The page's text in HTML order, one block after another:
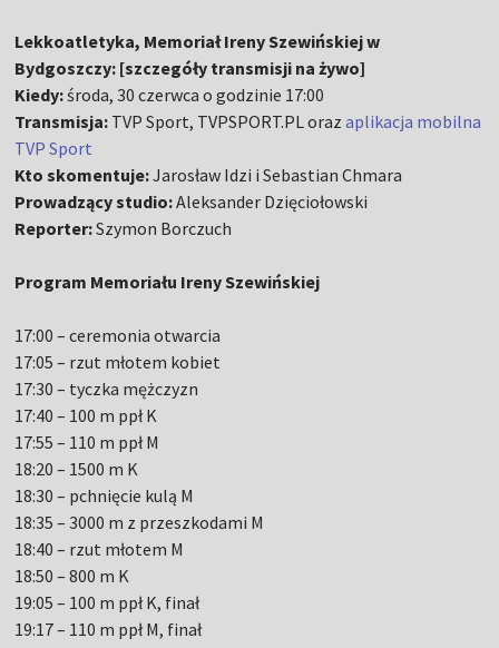
Lekkoatletyka, Memoriał Ireny Szewińskiej w
Bydgoszczy: [szczegóły transmisji na żywo]
Kiedy:środa, 30 czerwca o godzinie 17:00
Transmisja: TVP Sport, TVPSPORT.PL orazaplikacja mobilna
TVP Sport
Kto skomentuje:Jarosław Idzi i Sebastian Chmara
Prowadzący studio:Aleksander Dzięciołowski
Reporter:Szymon Borczuch
Program Memoriału Ireny Szewińskiej
17:00 – ceremonia otwarcia
17:05 – rzut młotem kobiet
17:30 – tyczka mężczyzn
17:40 – 100 m ppł K
17:55 – 110 m ppł M
18:20 – 1500 m K
18:30 – pchnięcie kulą M
18:35 – 3000 m z przeszkodami M
18:40 – rzut młotem M
18:50 – 800 m K
19:05 – 100 m ppł K, finał
19:17 – 110 m ppł M, finał